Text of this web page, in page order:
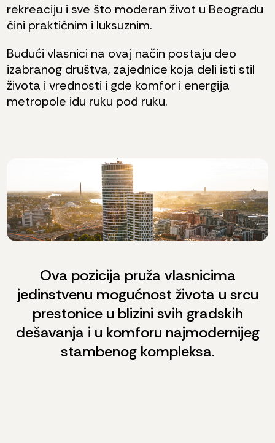
rekreaciju i sve što moderan život u Beogradu
čini praktičnim i luksuznim.
Budući vlasnici na ovaj način postaju deo
izabranog društva, zajednice koja deli isti stil
života i vrednosti i gde komfor i energija
metropole idu ruku pod ruku.
Ova pozicija pruža vlasnicima
jedinstvenu mogućnost života u srcu
prestonice u blizini svih gradskih
dešavanja i u komforu najmodernijeg
stambenog kompleksa.